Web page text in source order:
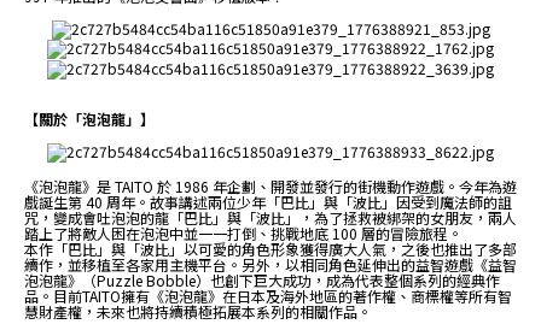
【關於「泡泡龍」】
《泡泡龍》是 TAITO 於 1986 年企劃、開發並發行的街機動作遊戲。今年為遊
戲誕生第 40 周年。故事講述兩位少年「巴比」與「波比」因受到魔法師的詛
咒，變成會吐泡泡的龍「巴比」與「波比」，為了拯救被綁架的女朋友，兩人
踏上了將敵人困在泡泡中並一一打倒、挑戰地底 100 層的冒險旅程。
本作「巴比」與「波比」以可愛的角色形象獲得廣大人氣，之後也推出了多部
續作，並移植至各家用主機平台。另外，以相同角色延伸出的益智遊戲《益智
泡泡龍》（Puzzle Bobble）也創下巨大成功，成為代表整個系列的經典作
品。目前TAITO擁有《泡泡龍》在日本及海外地區的著作權、商標權等所有智
慧財產權，未來也將持續積極拓展本系列的相關作品。